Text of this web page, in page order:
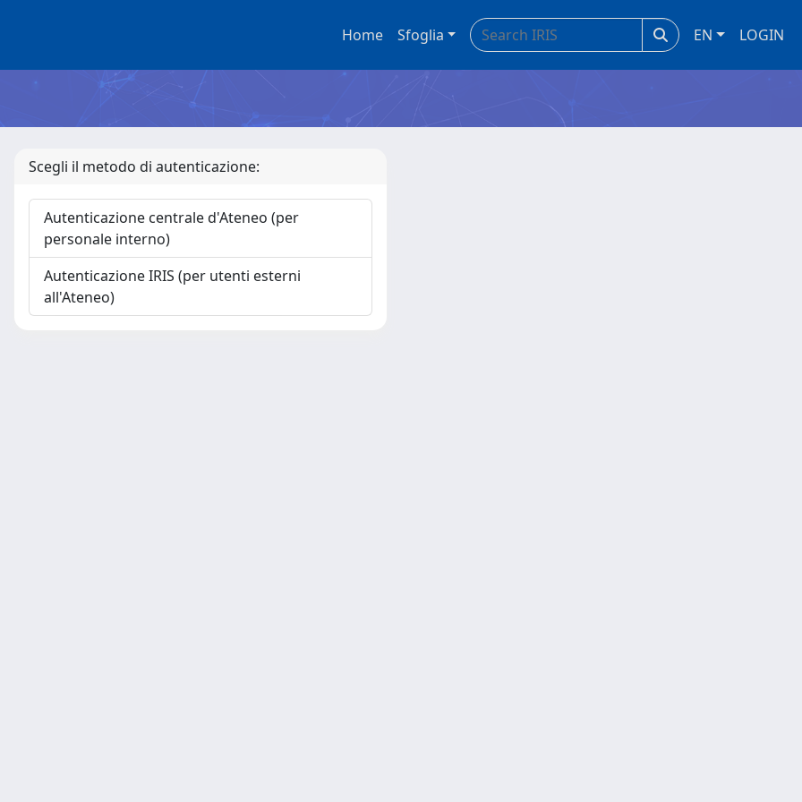
Home Sfoglia EN LOGIN
Scegli il metodo di autenticazione:
Autenticazione centrale d'Ateneo (per
personale interno)
Autenticazione IRIS (per utenti esterni
all'Ateneo)